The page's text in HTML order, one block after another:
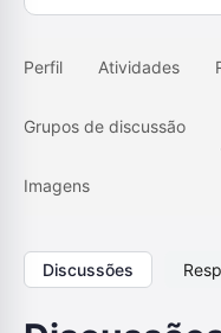
Perfil Atividades
Grupos de discussão
Imagens
Discussões